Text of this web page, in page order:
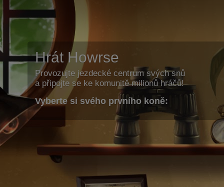
Hrát Howrse
Provozujte jezdecké centrum svých snů
a připojte se ke komunitě milionů hráčů!
Vyberte si svého prvního koně: